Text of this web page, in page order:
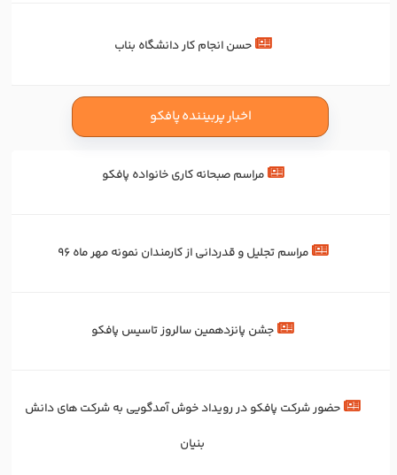
حسن انجام کار دانشگاه بناب
اخبار پربیننده پافکو
مراسم صبحانه کاری خانواده پافکو
مراسم تجلیل و قدردانی از کارمندان نمونه مهر ماه 96
جشن پانزدهمین سالروز تاسیس پافکو
حضور شرکت پافکو در رویداد خوش آمدگویی به شرکت های دانش
بنیان